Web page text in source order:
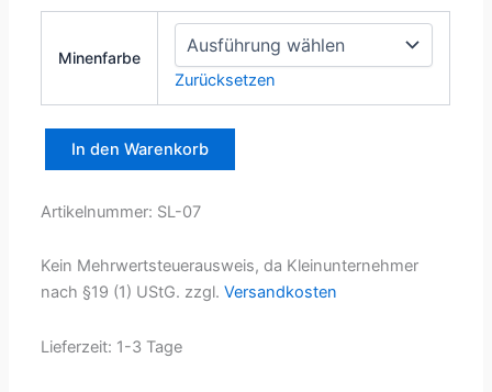
Minenfarbe
Zurücksetzen
In den Warenkorb
Artikelnummer: SL-07
Kein Mehrwertsteuerausweis, da Kleinunternehmer
nach §19 (1) UStG. zzgl.Versandkosten
Lieferzeit: 1-3 Tage